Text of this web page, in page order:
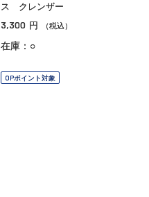
ス クレンザー
3,300 円 （税込）
在庫：○
OPポイント対象